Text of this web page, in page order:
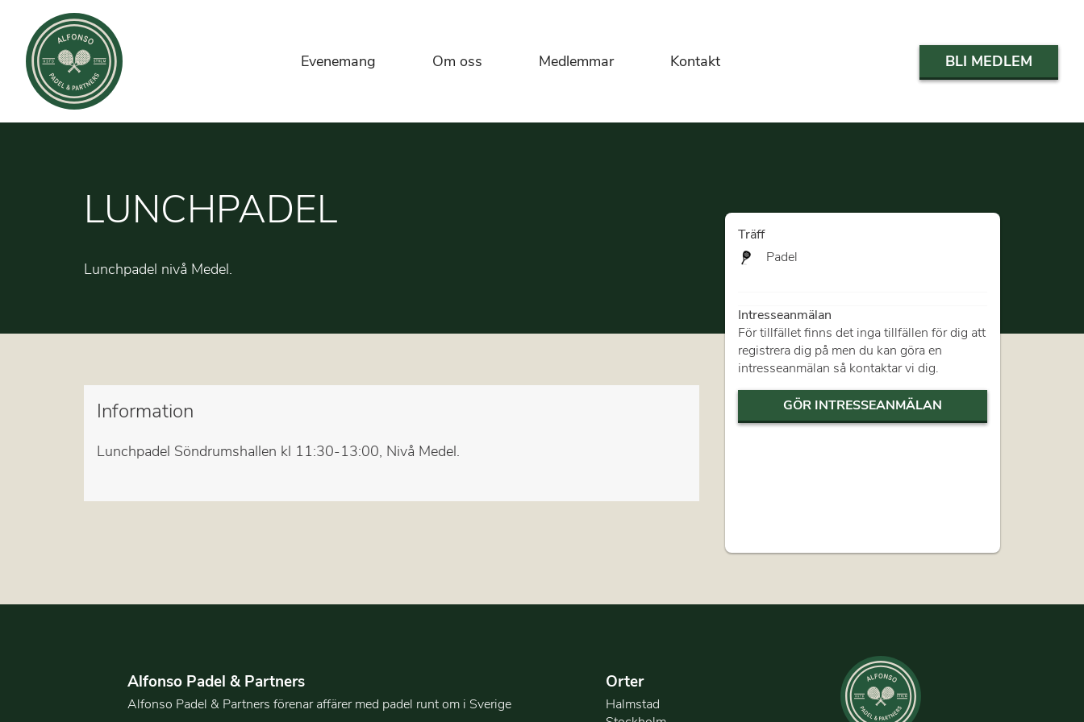
Evenemang Om oss Medlemmar Kontakt BLI MEDLEM
LUNCHPADEL
Lunchpadel nivå Medel.
Information
Lunchpadel Söndrumshallen kl 11:30-13:00, Nivå Medel.
Träff
Padel
Intresseanmälan
För tillfället finns det inga tillfällen för dig att
registrera dig på men du kan göra en
intresseanmälan så kontaktar vi dig.
GÖR INTRESSEANMÄLAN
Alfonso Padel & Partners
Alfonso Padel & Partners förenar affärer med padel runt om i Sverige
Orter
Halmstad